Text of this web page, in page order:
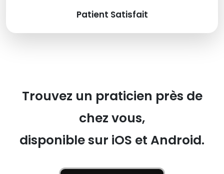
Patient Satisfait
Trouvez un praticien près de
chez vous,
disponible sur iOS et Android.